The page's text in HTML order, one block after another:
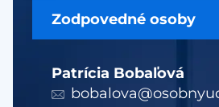
Zodpovedné osoby
Patrícia Bobaľová